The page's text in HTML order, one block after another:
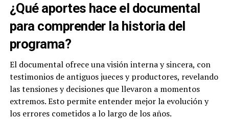
¿Qué aportes hace el documental
para comprender la historia del
programa?
El documental ofrece una visión interna y sincera, con
testimonios de antiguos jueces y productores, revelando
las tensiones y decisiones que llevaron a momentos
extremos. Esto permite entender mejor la evolución y
los errores cometidos a lo largo de los años.